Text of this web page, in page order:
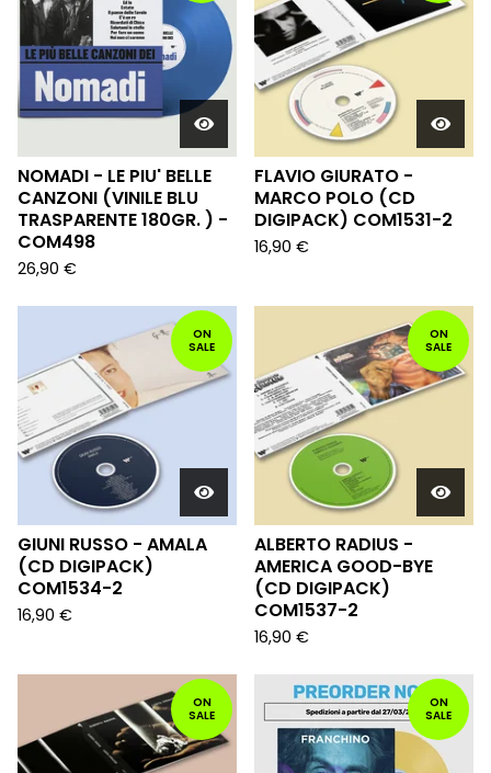
NOMADI - LE PIU' BELLE
CANZONI (VINILE BLU
TRASPARENTE 180GR. ) -
COM498
26,90 €
FLAVIO GIURATO -
MARCO POLO (CD
DIGIPACK) COM1531-2
16,90 €
ON
SALE
GIUNI RUSSO - AMALA
(CD DIGIPACK)
COM1534-2
16,90 €
ON
SALE
ALBERTO RADIUS -
AMERICA GOOD-BYE
(CD DIGIPACK)
COM1537-2
16,90 €
ON
SALE
ON
SALE